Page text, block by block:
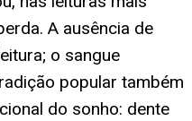
A ausência de
o sangue
popular também
do sonho: dente